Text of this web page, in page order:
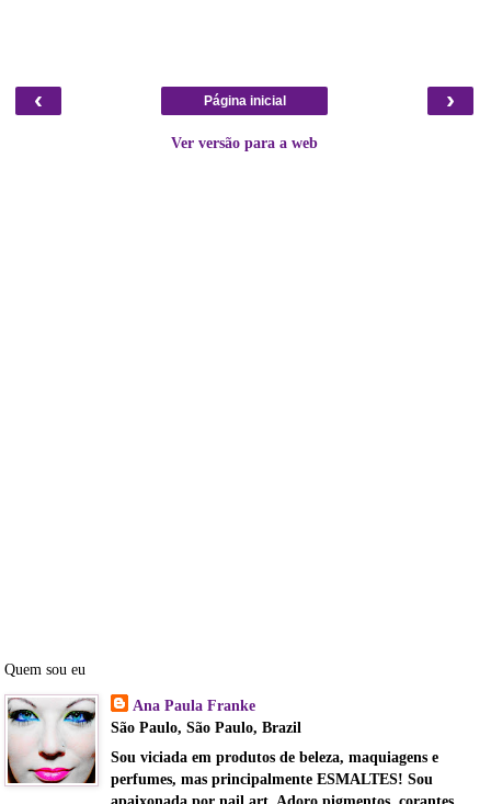
‹ ›
Página inicial
Ver versão para a web
Quem sou eu
Ana Paula Franke
São Paulo, São Paulo, Brazil
Sou viciada em produtos de beleza, maquiagens e
perfumes, mas principalmente ESMALTES! Sou